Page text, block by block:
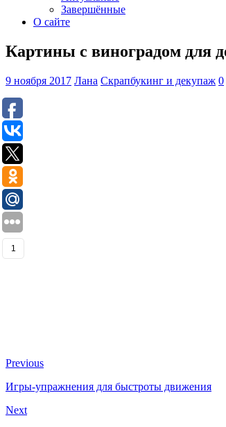
Завершённые
О сайте
Картины с виноградом для
9 ноября 2017 Лана Скрапбукинг и декупаж 0
Previous
Игры-упражнения для быстроты движения
Next
1